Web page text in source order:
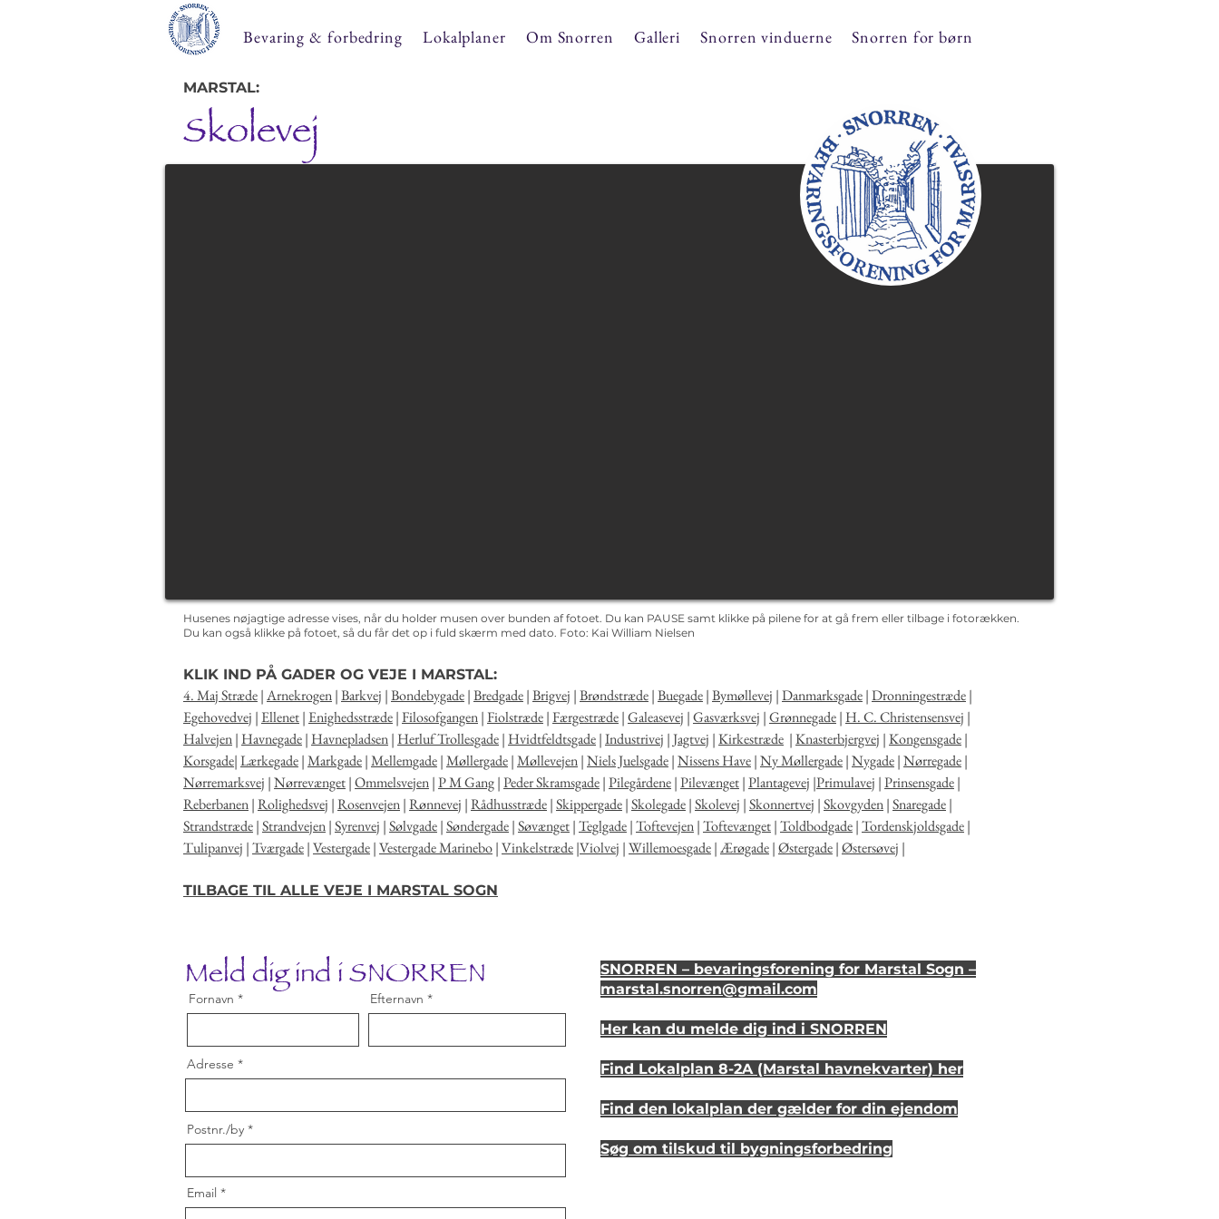
Bevaring & forbedring Lokalplaner Om Snorren Galleri Snorren vinduerne Snorren for børn
MARSTAL:
Skolevej
Husenes nøjagtige adresse vises, når du holder musen over bunden af fotoet. Du kan PAUSE samt klikke på pilene for at gå frem eller tilbage i fotorækken.
Du kan også klikke på fotoet, så du får det op i fuld skærm med dato. Foto: Kai William Nielsen
KLIK IND PÅ GADER OG VEJE I MARSTAL:
4. Maj Stræde|Arnekrogen|Barkvej |Bondebygade|Bredgade|Brigvej |Brøndstræde|Buegade|Bymøllevej |Danmarksgade|Dronningestræde|
Egehovedvej | Ellenet| Enighedsstræde|Filosofgangen|Fiolstræde|Færgestræde|Galeasevej |Gasværksvej |Grønnegade| H. C. Christensensvej |
Halvejen| Havnegade| Havnepladsen| Herluf Trollesgade| Hvidtfeldtsgade|Industrivej |Jagtvej |Kirkestræde |Knasterbjergvej |Kongensgade|
Korsgade|Lærkegade|Markgade|Mellemgade|Møllergade|Møllevejen|Niels Juelsgade|Nissens Have|Ny Møllergade|Nygade|Nørregade|
Nørremarksvej |Nørrevænget|Ommelsvejen|P M Gang|Peder Skramsgade|Pilegårdene|Pilevænget|Plantagevej |Primulavej |Prinsensgade|
Reberbanen|Rolighedsvej |Rosenvejen|Rønnevej |Rådhusstræde|Skippergade|Skolegade|Skolevej |Skonnertvej |Skovgyden|Snaregade|
Strandstræde|Strandvejen|Syrenvej |Sølvgade|Søndergade|Søvænget|Teglgade|Toftevejen|Toftevænget|Toldbodgade|Tordenskjoldsgade|
Tulipanvej |Tværgade|Vestergade|Vestergade Marinebo|Vinkelstræde|Violvej |Willemoesgade|Ærøgade|Østergade|Østersøvej |
TILBAGE TIL ALLE VEJE I MARSTAL SOGN
Meld dig ind i SNORREN
Fornavn Efternavn
Adresse
Postnr./by
Email
SNORREN – bevaringsforening for Marstal Sogn –
marstal.snorren@gmail.com
Her kan du melde dig ind i SNORREN
Find Lokalplan 8-2A (Marstal havnekvarter) her
Find den lokalplan der gælder for din ejendom
Søg om tilskud til bygningsforbedring